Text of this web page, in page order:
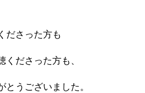
ださった方も
くださった方も、
とうございました。